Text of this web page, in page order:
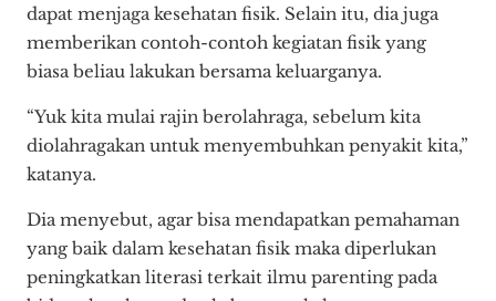
dapat menjaga kesehatan fisik. Selain itu, dia juga
memberikan contoh-contoh kegiatan fisik yang
biasa beliau lakukan bersama keluarganya.
“Yuk kita mulai rajin berolahraga, sebelum kita
diolahragakan untuk menyembuhkan penyakit kita,”
katanya.
Dia menyebut, agar bisa mendapatkan pemahaman
yang baik dalam kesehatan fisik maka diperlukan
peningkatkan literasi terkait ilmu parenting pada